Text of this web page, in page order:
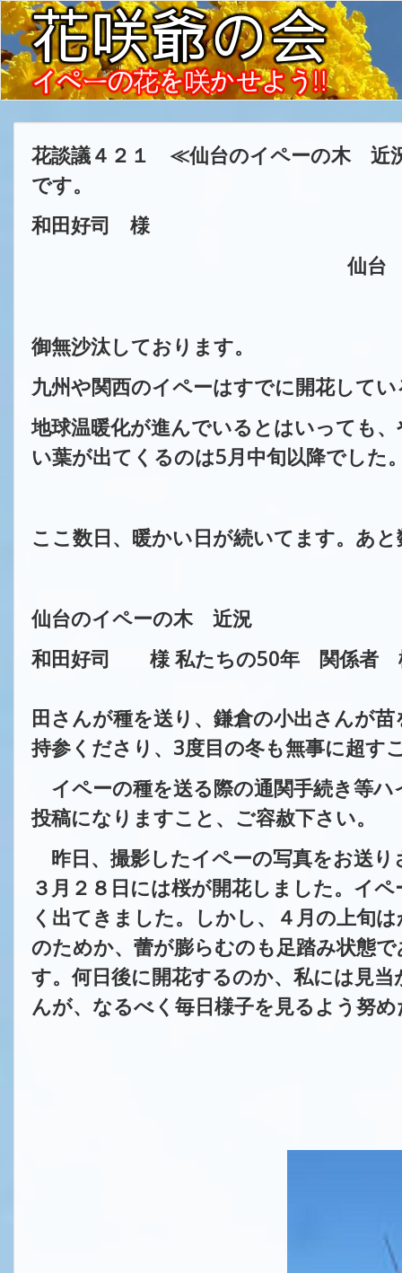
花談議４２１ ≪仙台のイペーの木 近
です。
和田好司 様
仙台 洞林寺住
御無沙汰しております。
九州や関西のイペーはすでに開花して
地球温暖化が進んでいるとはいっても
い葉が出てくるのは5月中旬以降でした
ここ数日、暖かい日が続いてます。あ
仙台のイペーの木 近況
和田好司 様 私たちの50年 関係者
田さんが種を送り、鎌倉の小出さんが
持参くださり、3度目の冬も無事に超す
イペーの種を送る際の通関手続き等
投稿になりますこと、ご容赦下さい。
昨日、撮影したイペーの写真をお送
３月２８日には桜が開花しました。イ
く出てきました。しかし、４月の上旬
のためか、蕾が膨らむのも足踏み状態
す。何日後に開花するのか、私には見
んが、なるべく毎日様子を見るよう努